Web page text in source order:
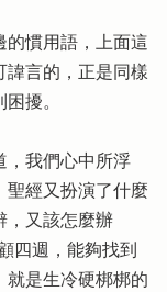
的慣用語，上面這
諱言的，正是同樣
擾。
，我們心中所浮
聖經又扮演了什麼
，又該怎麼辦
四週，能夠找到
就是生冷硬梆梆的